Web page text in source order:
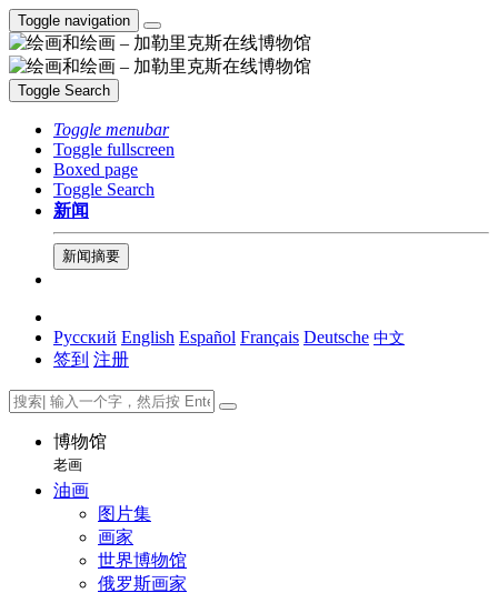
Toggle navigation
Toggle Search
Toggle menubar
Toggle fullscreen
Boxed page
Toggle Search
新闻
新闻摘要
Русский English Español Français Deutsche 中文
签到 注册
博物馆
老画
油画
图片集
画家
世界博物馆
俄罗斯画家